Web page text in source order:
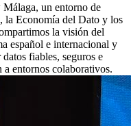
un entorno de
la Economía del Dato y los
la visión del
español e internacional y
fiables, seguros e
a entornos colaborativos.